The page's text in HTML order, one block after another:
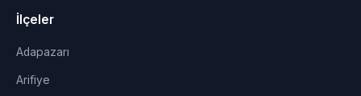
İlçeler
Adapazarı
Arifiye